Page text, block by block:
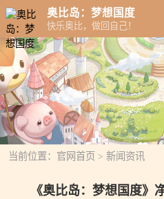
奥比岛：梦想国度
快乐奥比，做回自己！
当前位置： 官网首页 > 新闻资讯
《奥比岛：梦想国度》